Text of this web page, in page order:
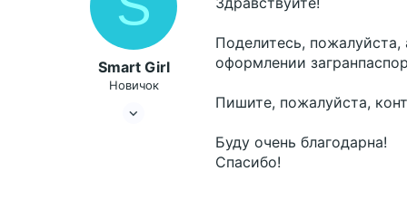
Smart Girl
Новичок
Поделитесь,
оформлении
Пишите, пожалуйста,
Буду очень благодарна!
Спасибо!